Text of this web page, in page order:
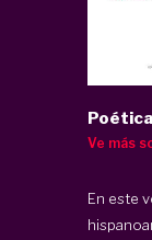
Ve más
En este